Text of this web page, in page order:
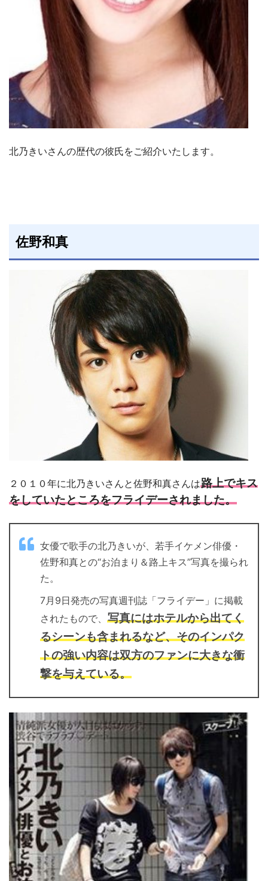
北乃きいさんの歴代の彼氏をご紹介いたします。
佐野和真
２０１０年に北乃きいさんと佐野和真さんは路上でキス
をしていたところをフライデーされました。
女優で歌手の北乃きいが、若手イケメン俳優・
佐野和真との“お泊まり＆路上キス”写真を撮られ
た。
7月9日発売の写真週刊誌「フライデー」に掲載
されたもので、 写真にはホテルから出てく
るシーンも含まれるなど、そのインパク
トの強い内容は双方のファンに大きな衝
撃を与えている。